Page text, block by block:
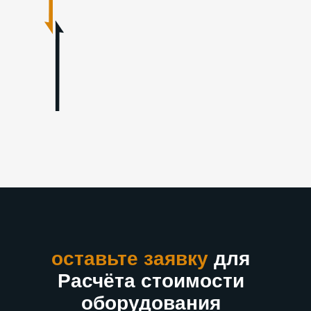
оставьте заявку для
Расчёта стоимости
оборудования